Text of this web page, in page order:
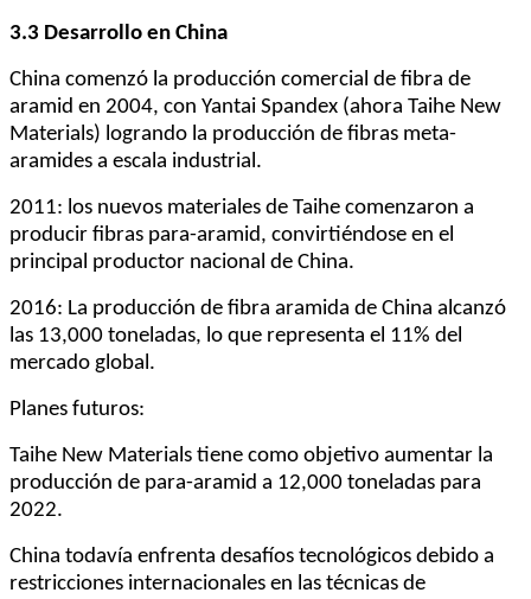
3.3 Desarrollo en China
China comenzó la producción comercial de fibra de
aramid en 2004, con Yantai Spandex (ahora Taihe New
Materials) logrando la producción de fibras meta-
aramides a escala industrial.
2011: los nuevos materiales de Taihe comenzaron a
producir fibras para-aramid, convirtiéndose en el
principal productor nacional de China.
2016: La producción de fibra aramida de China alcanzó
las 13,000 toneladas, lo que representa el 11% del
mercado global.
Planes futuros:
Taihe New Materials tiene como objetivo aumentar la
producción de para-aramid a 12,000 toneladas para
2022.
China todavía enfrenta desafíos tecnológicos debido a
restricciones internacionales en las técnicas de